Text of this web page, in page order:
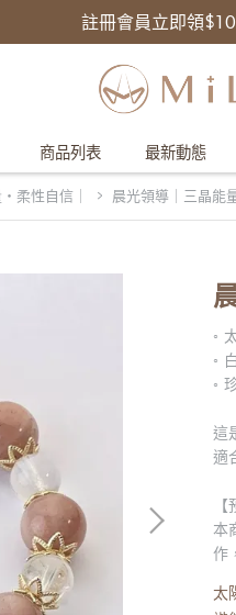
註冊會員立即領
商品列表 最新動態
柔性自信｜ 晨光領導｜三晶能
◦
◦
◦
這
適
本
作
太